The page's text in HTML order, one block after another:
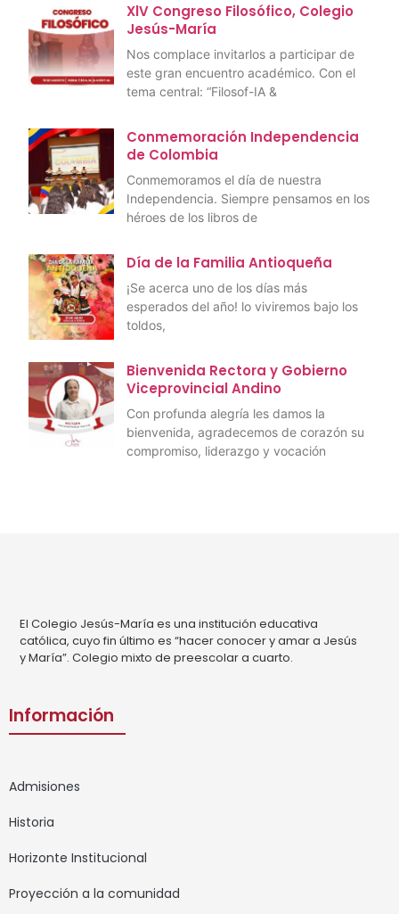
XlV Congreso Filosófico, Colegio
Jesús-María
Nos complace invitarlos a participar de
este gran encuentro académico. Con el
tema central: “Filosof-IA &
Conmemoración Independencia
de Colombia
Conmemoramos el día de nuestra
Independencia. Siempre pensamos en los
héroes de los libros de
Día de la Familia Antioqueña
¡Se acerca uno de los días más
esperados del año! lo viviremos bajo los
toldos,
Bienvenida Rectora y Gobierno
Viceprovincial Andino
Con profunda alegría les damos la
bienvenida, agradecemos de corazón su
compromiso, liderazgo y vocación
El Colegio Jesús-María es una institución educativa
católica, cuyo fin último es “hacer conocer y amar a Jesús
y María”. Colegio mixto de preescolar a cuarto.
Información
Admisiones
Historia
Horizonte Institucional
Proyección a la comunidad